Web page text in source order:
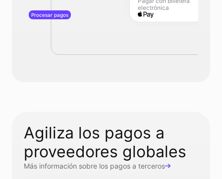
electrónica
Procesar pagos
Agiliza los pagos a
proveedores globales
Más información sobre los pagos a terceros